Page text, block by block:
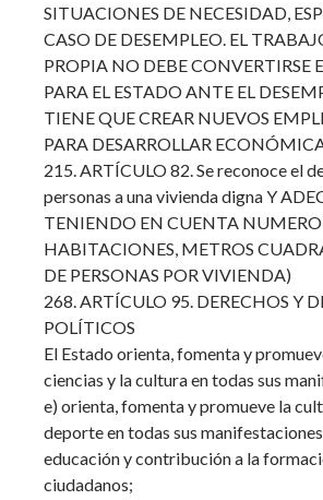
SITUACIONES DE NECESIDAD,
CASO DE DESEMPLEO. EL
PROPIA NO DEBE CONVERTIRSE
PARA EL ESTADO ANTE EL
TIENE QUE CREAR NUEVOS
PARA DESARROLLAR
215. ARTÍCULO 82. Se reconoce el
personas a una vivienda digna Y
TENIENDO EN CUENTA
HABITACIONES, METROS
DE PERSONAS POR VIVIENDA)
268. ARTÍCULO 95. DERECHOS Y
POLÍTICOS
El Estado orienta, fomenta y
ciencias y la cultura en todas sus
e) orienta, fomenta y promueve la
deporte en todas sus
educación y contribución a la
ciudadanos;